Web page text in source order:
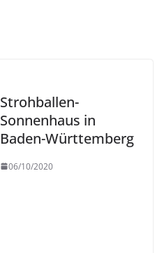
Strohballen-
Sonnenhaus in
Baden-Württemberg
06/10/2020